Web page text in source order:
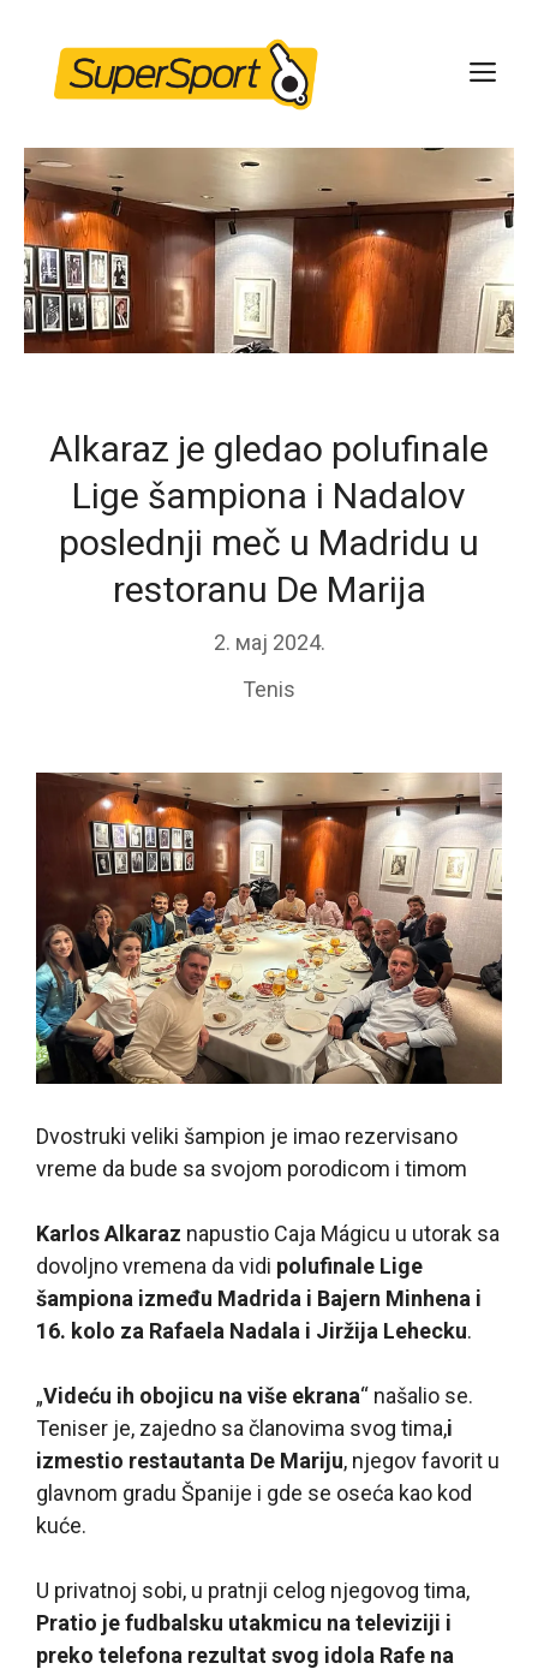
content
Alkaraz je gledao polufinale
Lige šampiona i Nadalov
poslednji meč u Madridu u
restoranu De Marija
2. мај 2024.
Tenis
Dvostruki veliki šampion je imao rezervisano
vreme da bude sa svojom porodicom i timom
Karlos Alkaraz napustio Caja Mágicu u utorak sa
dovoljno vremena da vidi polufinale Lige
šampiona između Madrida i Bajern Minhena i
16. kolo za Rafaela Nadala i Jiržija Lehecku.
„Videću ih obojicu na više ekrana“ našalio se.
Teniser je, zajedno sa članovima svog tima,i
izmestio restautanta De Mariju, njegov favorit u
glavnom gradu Španije i gde se oseća kao kod
kuće.
U privatnoj sobi, u pratnji celog njegovog tima,
Pratio je fudbalsku utakmicu na televiziji i
preko telefona rezultat svog idola Rafe na